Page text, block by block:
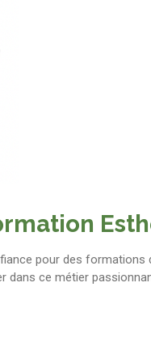
pour des
dans ce métier